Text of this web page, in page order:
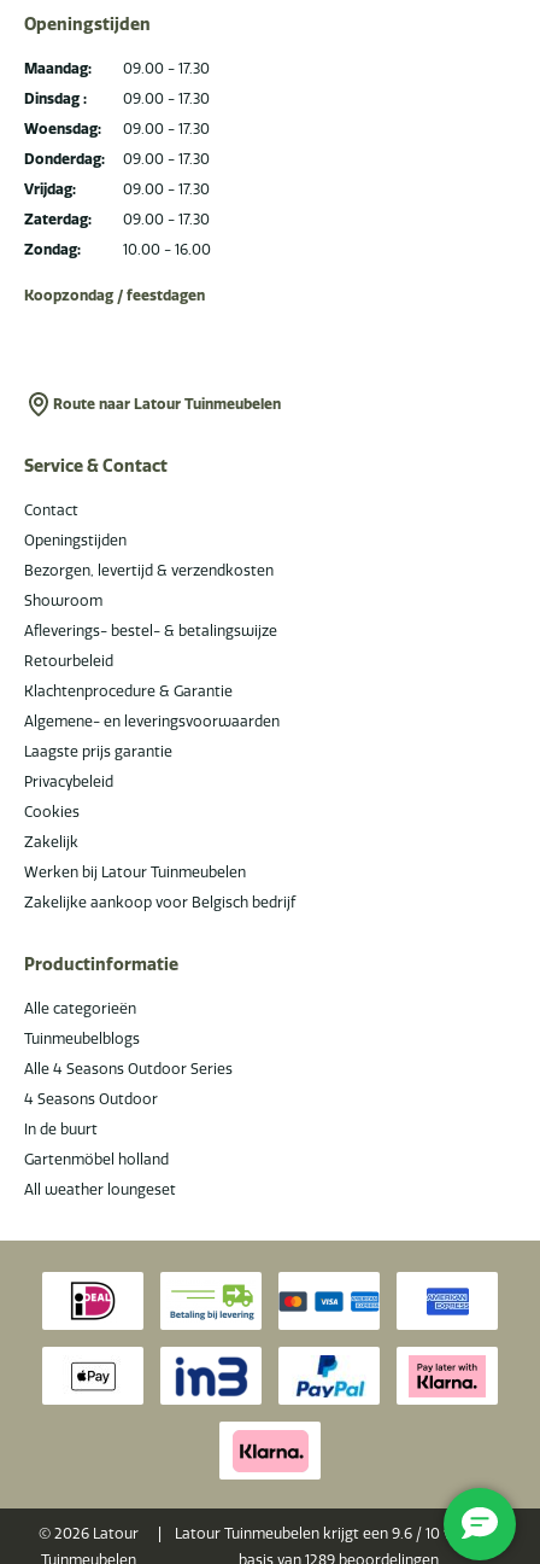
Openingstijden
Maandag:
Dinsdag :
Woensdag:
Donderdag:
Vrijdag:
Zaterdag:
Zondag:
09.00 - 17.30
09.00 - 17.30
09.00 - 17.30
09.00 - 17.30
09.00 - 17.30
09.00 - 17.30
10.00 - 16.00
Koopzondag / feestdagen
Route naar Latour Tuinmeubelen
Service & Contact
Contact
Openingstijden
Bezorgen, levertijd & verzendkosten
Showroom
Afleverings- bestel- & betalingswijze
Retourbeleid
Klachtenprocedure & Garantie
Algemene- en leveringsvoorwaarden
Laagste prijs garantie
Privacybeleid
Cookies
Zakelijk
Werken bij Latour Tuinmeubelen
Zakelijke aankoop voor Belgisch bedrijf
Productinformatie
Alle categorieën
Tuinmeubelblogs
Alle 4 Seasons Outdoor Series
4 Seasons Outdoor
In de buurt
Gartenmöbel holland
All weather loungeset
© 2026 Latour
Tuinmeubelen
Latour Tuinmeubelen krijgt een 9.6 / 10van 10 op
basis van1289 beoordelingen.